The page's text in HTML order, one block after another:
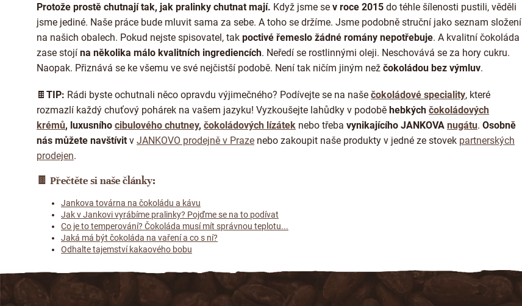
Protože prostě chutnají tak, jak pralinky chutnat mají. Když jsme se v roce 2015 do téhle šílenosti pustili, věděli
jsme jediné. Naše práce bude mluvit sama za sebe. A toho se držíme. Jsme podobně struční jako seznam složení
na našich obalech. Pokud nejste spisovatel, tak poctivé řemeslo žádné romány nepotřebuje. A kvalitní čokoláda
zase stojí na několika málo kvalitních ingrediencích. Neředí se rostlinnými oleji. Neschovává se za hory cukru.
Naopak. Přiznává se ke všemu ve své nejčistší podobě. Není tak ničím jiným než čokoládou bez výmluv.
🍫 TIP: Rádi byste ochutnali něco opravdu výjimečného? Podívejte se na naše čokoládové speciality, které
rozmazlí každý chuťový pohárek na vašem jazyku! Vyzkoušejte lahůdky v podobě hebkých čokoládových
krémů, luxusního cibulového chutney, čokoládových lízátek nebo třeba vynikajícího JANKOVA nugátu. Osobně
nás můžete navštívit v JANKOVO prodejně v Praze nebo zakoupit naše produkty v jedné ze stovek partnerských
prodejen.
🍫 Přečtěte si naše články:
Jankova továrna na čokoládu a kávu
Jak v Jankovi vyrábíme pralinky? Pojďme se na to podívat
Co je to temperování? Čokoláda musí mít správnou teplotu...
Jaká má být čokoláda na vaření a co s ní?
Odhalte tajemství kakaového bobu
Z